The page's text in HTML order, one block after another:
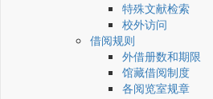
特殊文献检索
校外访问
借阅规则
外借册数和期限
馆藏借阅制度
各阅览室规章